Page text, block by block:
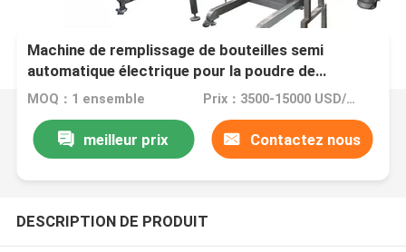
Machine de remplissage de bouteilles semi
automatique électrique pour la poudre de
maquillage de poudre de bébé
MOQ：1 ensemble Prix：3500-15000 USD/SET
meilleur prix Contactez nous
DESCRIPTION DE PRODUIT